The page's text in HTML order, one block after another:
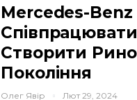
Mercedes-
Створити
Покоління
Олег Явір Лют 29, 2024